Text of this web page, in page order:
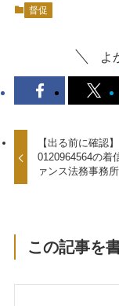
督促
よ
【出る前に確認】
0120964564の着
ァンス法務事務所
この記事を